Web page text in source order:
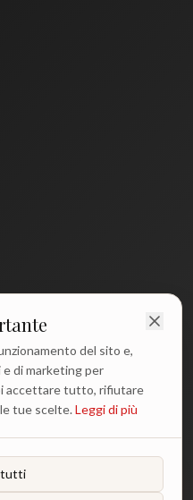
del sito e,
di marketing per
accettare tutto, rifiutare
tue scelte.Leggi di più
tutti